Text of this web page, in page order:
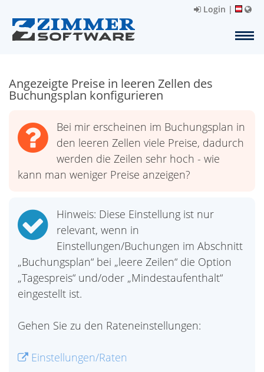
Login |
Angezeigte Preise in leeren Zellen des
Buchungsplan konfigurieren
Bei mir erscheinen im Buchungsplan in
den leeren Zellen viele Preise, dadurch
werden die Zeilen sehr hoch - wie
kann man weniger Preise anzeigen?
Hinweis: Diese Einstellung ist nur
relevant, wenn in
Einstellungen/Buchungen im Abschnitt
„Buchungsplan“ bei „leere Zeilen“ die Option
„Tagespreis“ und/oder „Mindestaufenthalt“
eingestellt ist.
Gehen Sie zu den Rateneinstellungen:
Einstellungen/Raten